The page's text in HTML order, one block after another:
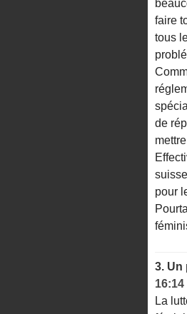
faire
tous
de
pour
3. Un
16:14
La